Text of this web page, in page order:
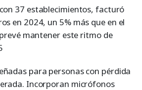
37 establecimientos, facturó
en 2024, un 5% más que en el
mantener este ritmo de
para personas con pérdida
Incorporan micrófonos